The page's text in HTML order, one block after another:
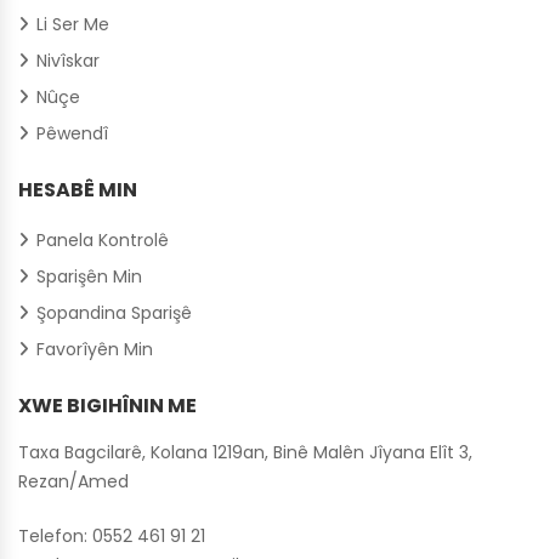
Li Ser Me
Nivîskar
Nûçe
Pêwendî
HESABÊ MIN
Panela Kontrolê
Sparişên Min
Şopandina Sparişê
Favorîyên Min
XWE BIGIHÎNIN ME
Taxa Bagcilarê, Kolana 1219an, Binê Malên Jîyana Elît 3,
Rezan/Amed
Telefon: 0552 461 91 21